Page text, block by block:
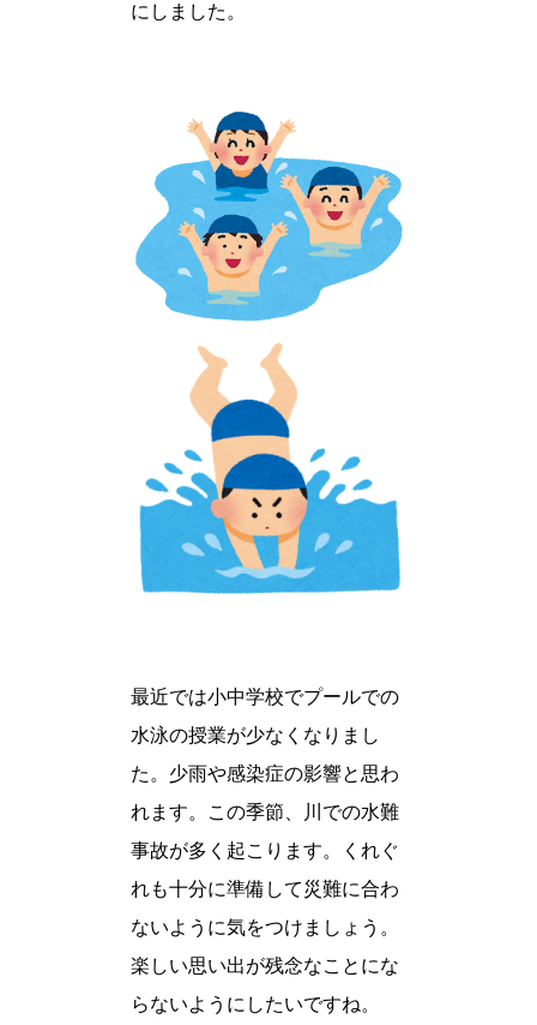
にしました。
最近では小中学校でプールでの
水泳の授業が少なくなりまし
た。少雨や感染症の影響と思わ
れます。この季節、川での水難
事故が多く起こります。くれぐ
れも十分に準備して災難に合わ
ないように気をつけましょう。
楽しい思い出が残念なことにな
らないようにしたいですね。